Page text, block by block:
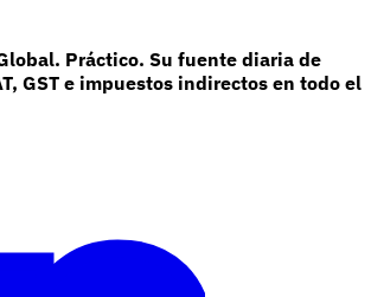
Práctico. Su fuente diaria de
GST e impuestos indirectos en todo el